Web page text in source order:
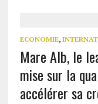
ECONOMIE,
Mare Alb, le
mise sur la
accélérer sa